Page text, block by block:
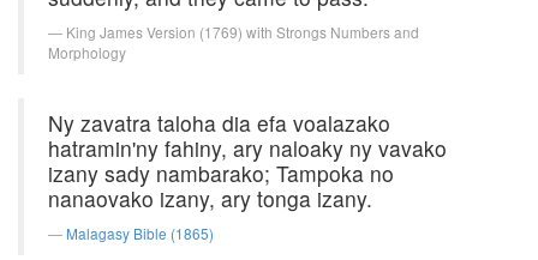
King James Version (1769) with Strongs Numbers and
Morphology
Ny zavatra taloha dia efa voalazako
hatramin'ny fahiny, ary naloaky ny vavako
izany sady nambarako; Tampoka no
nanaovako izany, ary tonga izany.
Malagasy Bible (1865)